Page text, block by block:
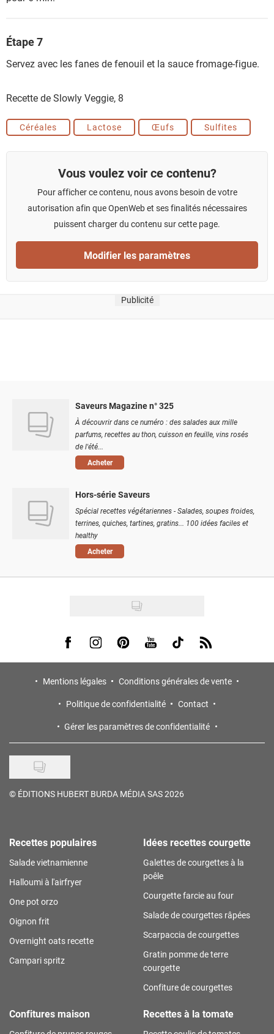
Étape 7
Servez avec les fanes de fenouil et la sauce fromage-figue.
Recette de Slowly Veggie, 8
Céréales Lactose Œufs Sulfites
Vous voulez voir ce contenu?
Pour afficher ce contenu, nous avons besoin de votre
autorisation afin que OpenWeb et ses finalités nécessaires
puissent charger du contenu sur cette page.
Modifier les paramètres
Publicité
Saveurs Magazine n° 325
À découvrir dans ce numéro : des salades aux mille
parfums, recettes au thon, cuisson en feuille, vins rosés
de l'été...
Acheter
Hors-série Saveurs
Spécial recettes végétariennes - Salades, soupes froides,
terrines, quiches, tartines, gratins... 100 idées faciles et
healthy
Acheter
Visit us on Facebook
Visit us on Instagram
Visit us on Pinterest
Visit us on Youtube
Visit us on Tiktok
Visit us on Rss
Mentions légales
Conditions générales de vente
Politique de confidentialité
Contact
Gérer les paramètres de confidentialité
© ÉDITIONS HUBERT BURDA MÉDIA SAS 2026
Recettes populaires
Salade vietnamienne
Halloumi à l'airfryer
One pot orzo
Oignon frit
Overnight oats recette
Campari spritz
Idées recettes courgette
Galettes de courgettes à la
poêle
Courgette farcie au four
Salade de courgettes râpées
Scarpaccia de courgettes
Gratin pomme de terre
courgette
Confiture de courgettes
Confitures maison Recettes à la tomate